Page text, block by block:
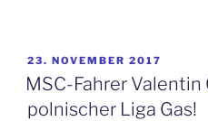
VERÖFFENTLICHT
AM
23. NOVEMBER 2017
MSC-Fahrer
polnischer Liga Gas!